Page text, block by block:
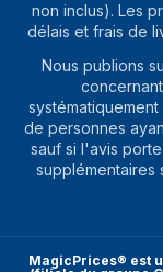
non inclus). Les
délais et frais de
Nous publions
de personnes
sauf si l'avis
supplémentaires
MagicPrices® est